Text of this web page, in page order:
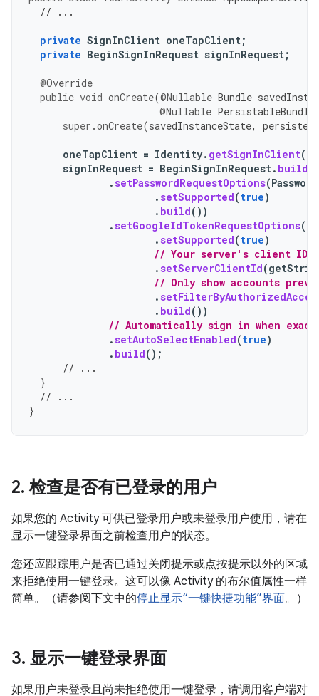
// ...
private SignInClient oneTapClient;
private BeginSignInRequest signInRequest;
@Override
public void onCreate(@Nullable Bundle
@Nullable PersistableBundle
super .onCreate(savedInstanceState,
oneTapClient = Identity. getSignInClient(
signInRequest = BeginSignInRequest.
.setPasswordRequestOptions(
.setSupported(true)
. build())
.setGoogleIdTokenRequestOptions(
.setSupported(true)
// Your server's client ID,
.setServerClientId(
// Only show accounts
.
. build())
// Automatically sign in when
.setAutoSelectEnabled(true)
. build();
// ...
}
// ...
}
2. 检查是否有已登录的用户
如果您的 Activity 可供已登录用户或未登录用户使用，请在
显示一键登录界面之前检查用户的状态。
您还应跟踪用户是否已通过关闭提示或点按提示以外的区域
来拒绝使用一键登录。这可以像 Activity 的布尔值属性一样
简单。（请参阅下文中的停止显示“一键快捷功能”界面。）
3. 显示一键登录界面
如果用户未登录且尚未拒绝使用一键登录，请调用客户端对